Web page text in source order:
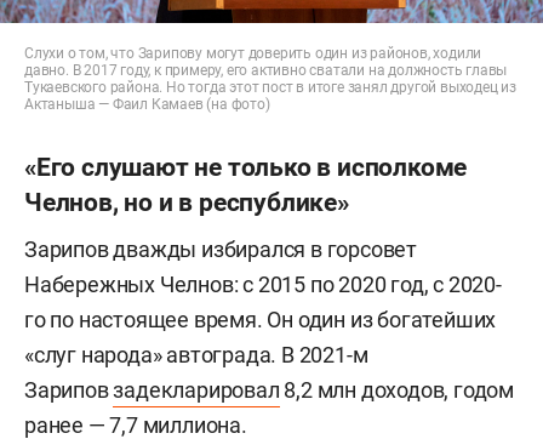
Слухи о том, что Зарипову могут доверить один из районов, ходили
давно. В 2017 году, к примеру, его активно сватали на должность главы
Тукаевского района. Но тогда этот пост в итоге занял другой выходец из
Актаныша — Фаил Камаев (на фото)
«Его слушают не только в исполкоме
Челнов, но и в республике»
Зарипов дважды избирался в горсовет
Набережных Челнов: с 2015 по 2020 год, с 2020-
го по настоящее время. Он один из богатейших
«слуг народа» автограда. В 2021-м
Зариповзадекларировал 8,2 млн доходов, годом
ранее — 7,7 миллиона.